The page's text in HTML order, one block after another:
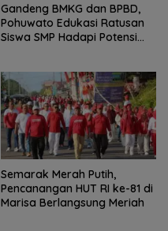
Gandeng BMKG dan BPBD,
Pohuwato Edukasi Ratusan
Siswa SMP Hadapi Potensi
Semarak Merah Putih,
Pencanangan HUT RI ke-81 di
Marisa Berlangsung Meriah